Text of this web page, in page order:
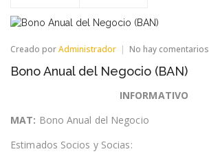
Creado porAdministrador No hay comentarios
Bono Anual del Negocio (BAN)
INFORMATIVO
MAT: Bono Anual del Negocio
Estimados Socios y Socias: